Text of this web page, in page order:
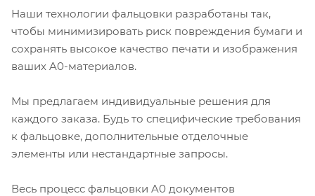
Наши технологии фальцовки разработаны так,
чтобы минимизировать риск повреждения бумаги и
сохранять высокое качество печати и изображения
ваших A0-материалов.
Мы предлагаем индивидуальные решения для
каждого заказа. Будь то специфические требования
к фальцовке, дополнительные отделочные
элементы или нестандартные запросы.
Весь процесс фальцовки A0 документов